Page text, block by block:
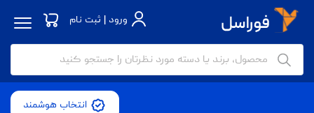
ورود | ثبت نام
انتخاب هوشمند